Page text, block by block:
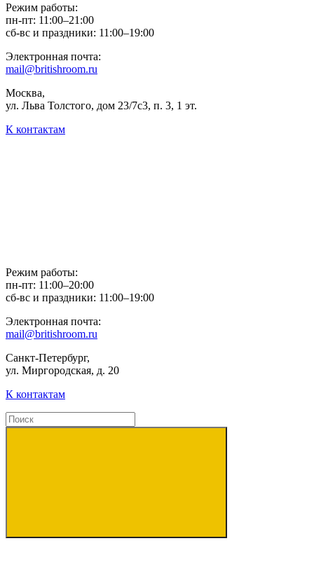
Режим работы:
пн-пт: 11:00–21:00
сб-вс и праздники: 11:00–19:00
Электронная почта:
mail@britishroom.ru
Москва,
ул. Льва Толстого, дом 23/7c3, п. 3, 1 эт.
К контактам
Режим работы:
пн-пт: 11:00–20:00
сб-вс и праздники: 11:00–19:00
Электронная почта:
mail@britishroom.ru
Санкт-Петербург,
ул. Миргородская, д. 20
К контактам